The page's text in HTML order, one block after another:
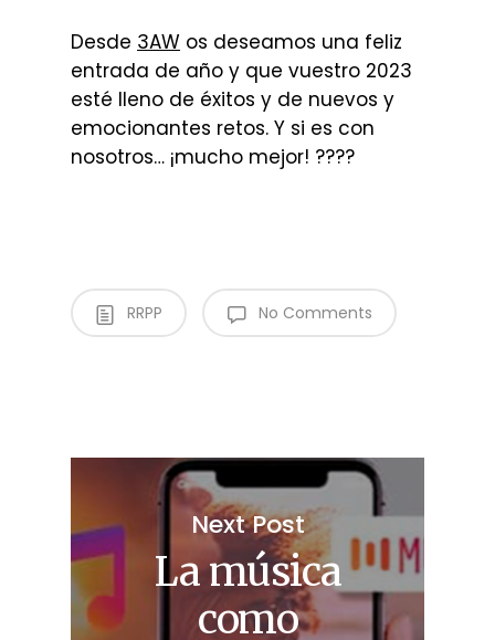
Desde 3AW os deseamos una feliz
entrada de año y que vuestro 2023
esté lleno de éxitos y de nuevos y
emocionantes retos. Y si es con
nosotros… ¡mucho mejor! ????
RRPP No Comments
Next Post
La música
como